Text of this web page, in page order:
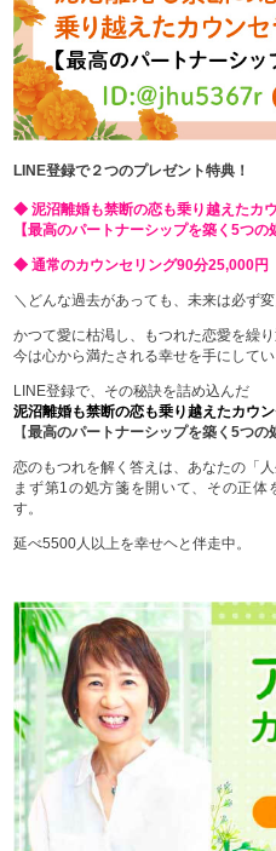
LINE登録で２つのプレゼント特典！
◆ 泥沼離婚も禁断の恋も乗り越えたカ
【最高のパートナーシップを築く5つの
◆ 通常のカウンセリング90分25,000
＼どんな過去があっても、未来は必ず
かつて愛に枯渇し、もつれた恋愛を繰り
今は心から満たされる幸せを手にしてい
LINE登録で、その秘訣を詰め込んだ
泥沼離婚も禁断の恋も乗り越えたカウ
【最高のパートナーシップを築く5つの
恋のもつれを解く答えは、あなたの「人
まず第1の処方箋を開いて、その正
す。
延べ5500人以上を幸せヘと伴走中。